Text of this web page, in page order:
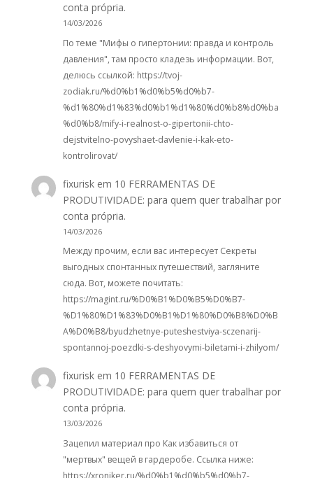
conta própria.
14/03/2026
По теме "Мифы о гипертонии: правда и контроль
давления", там просто кладезь информации. Вот,
делюсь ссылкой: https://tvoj-
zodiak.ru/%d0%b1%d0%b5%d0%b7-
%d1%80%d1%83%d0%b1%d1%80%d0%b8%d0%ba
%d0%b8/mify-i-realnost-o-gipertonii-chto-
dejstvitelno-povyshaet-davlenie-i-kak-eto-
kontrolirovat/
fixurisk em 10 FERRAMENTAS DE
PRODUTIVIDADE: para quem quer trabalhar por
conta própria.
14/03/2026
Между прочим, если вас интересует Секреты
выгодных спонтанных путешествий, загляните
сюда. Вот, можете почитать:
https://magint.ru/%D0%B1%D0%B5%D0%B7-
%D1%80%D1%83%D0%B1%D1%80%D0%B8%D0%B
A%D0%B8/byudzhetnye-puteshestviya-sczenarij-
spontannoj-poezdki-s-deshyovymi-biletami-i-zhilyom/
fixurisk em 10 FERRAMENTAS DE
PRODUTIVIDADE: para quem quer trabalhar por
conta própria.
13/03/2026
Зацепил материал про Как избавиться от
"мертвых" вещей в гардеробе. Ссылка ниже:
https://xroniker.ru/%d0%b1%d0%b5%d0%b7-